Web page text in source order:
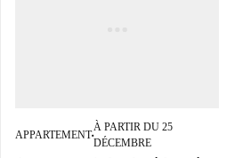
APPARTEMENT■
À PARTIR DU 25
DÉCEMBRE